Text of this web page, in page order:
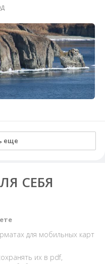
еще
СЕБЯ
для мобильных карт
их в pdf,